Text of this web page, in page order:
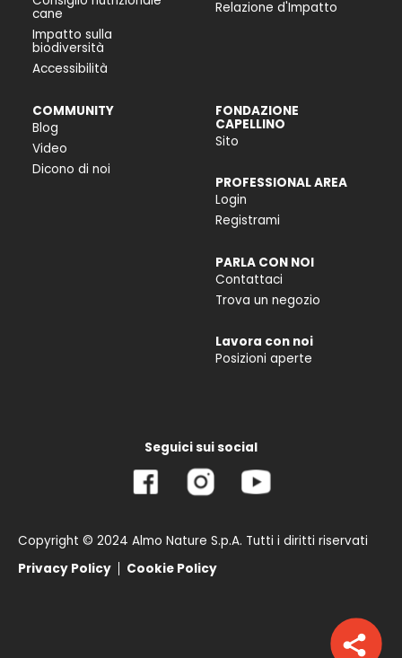
cane
Impatto sulla
biodiversità
Accessibilità
Relazione d'Impatto
COMMUNITY
Blog
Video
Dicono di noi
FONDAZIONE
CAPELLINO
Sito
PROFESSIONAL AREA
Login
Registrami
PARLA CON NOI
Contattaci
Trova un negozio
Lavora con noi
Posizioni aperte
Seguici sui social
Copyright © 2024 Almo Nature S.p.A. Tutti i diritti riservati
Privacy Policy
Cookie Policy